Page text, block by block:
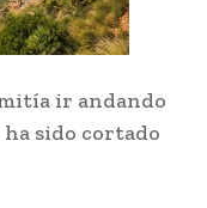
ir andando
ha sido cortado